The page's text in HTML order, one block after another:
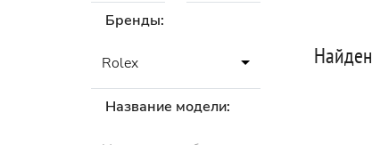
Бренды:
Rolex
Название модели: